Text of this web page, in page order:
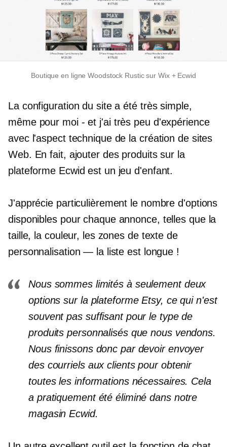
Boutique en ligne Woodstock Rustic sur Wix + Ecwid
La configuration du site a été très simple,
même pour moi - et j'ai très peu d'expérience
avec l'aspect technique de la création de sites
Web. En fait, ajouter des produits sur la
plateforme Ecwid est un jeu d'enfant.
J'apprécie particulièrement le nombre d'options
disponibles pour chaque annonce, telles que la
taille, la couleur, les zones de texte de
personnalisation — la liste est longue !
Nous sommes limités à seulement deux
options sur la plateforme Etsy, ce qui n'est
souvent pas suffisant pour le type de
produits personnalisés que nous vendons.
Nous finissons donc par devoir envoyer
des courriels aux clients pour obtenir
toutes les informations nécessaires. Cela
a pratiquement été éliminé dans notre
magasin Ecwid.